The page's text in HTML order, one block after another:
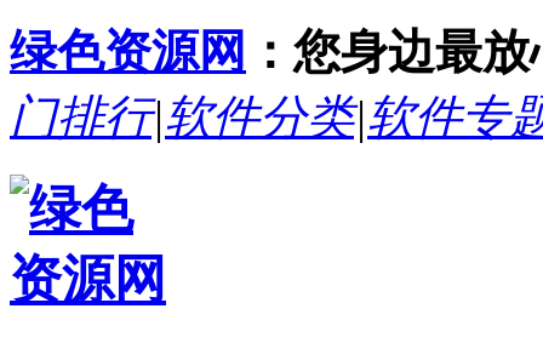
绿色资源网 ：您身边最
门排行|软件分类|软件专